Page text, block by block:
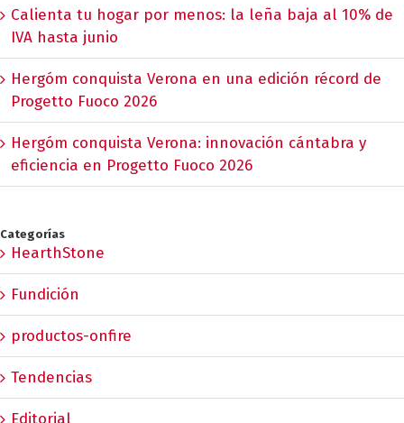
Calienta tu hogar por menos: la leña baja al 10% de
IVA hasta junio
Hergóm conquista Verona en una edición récord de
Progetto Fuoco 2026
Hergóm conquista Verona: innovación cántabra y
eficiencia en Progetto Fuoco 2026
Categorías
HearthStone
Fundición
productos-onfire
Tendencias
Editorial